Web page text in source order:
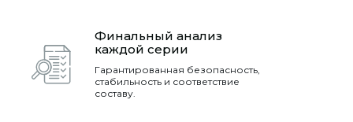
Финальный анализ
каждой серии
Гарантированная безопасность,
стабильность и соответствие
составу.